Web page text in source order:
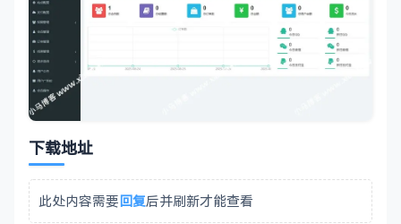
下载地址
此处内容需要回复后并刷新才能查看